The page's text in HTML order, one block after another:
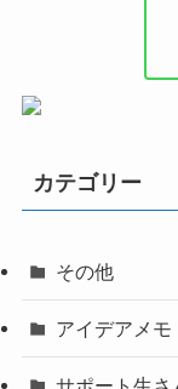
カテゴリー
その他
アイデアメモ